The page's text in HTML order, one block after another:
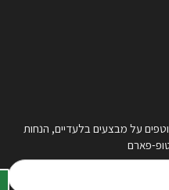
על מבצעים בלעדיים, הנחות
פארם